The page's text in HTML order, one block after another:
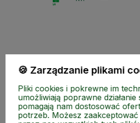
ZAKUPY
MEDIA SPOŁECZNOŚCIOWE
🍪 Zarządzanie plikami
Pliki cookies i pokrewne im
umożliwiają poprawne działanie
pomagają nam dostosować
potrzeb. Możesz